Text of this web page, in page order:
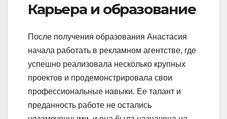
Карьера и образование
После получения образования Анастасия
начала работать в рекламном агентстве, где
успешно реализовала несколько крупных
проектов и продемонстрировала свои
профессиональные навыки. Ее талант и
преданность работе не остались